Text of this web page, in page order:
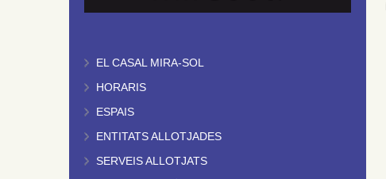
EL CASAL MIRA-SOL
HORARIS
ESPAIS
ENTITATS ALLOTJADES
SERVEIS ALLOTJATS